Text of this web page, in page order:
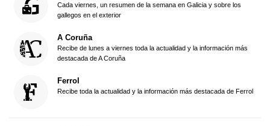
Cada viernes, un resumen de la semana en Galicia y sobre los
gallegos en el exterior
A Coruña
Recibe de lunes a viernes toda la actualidad y la información más
destacada de A Coruña
Ferrol
Recibe toda la actualidad y la información más destacada de Ferrol